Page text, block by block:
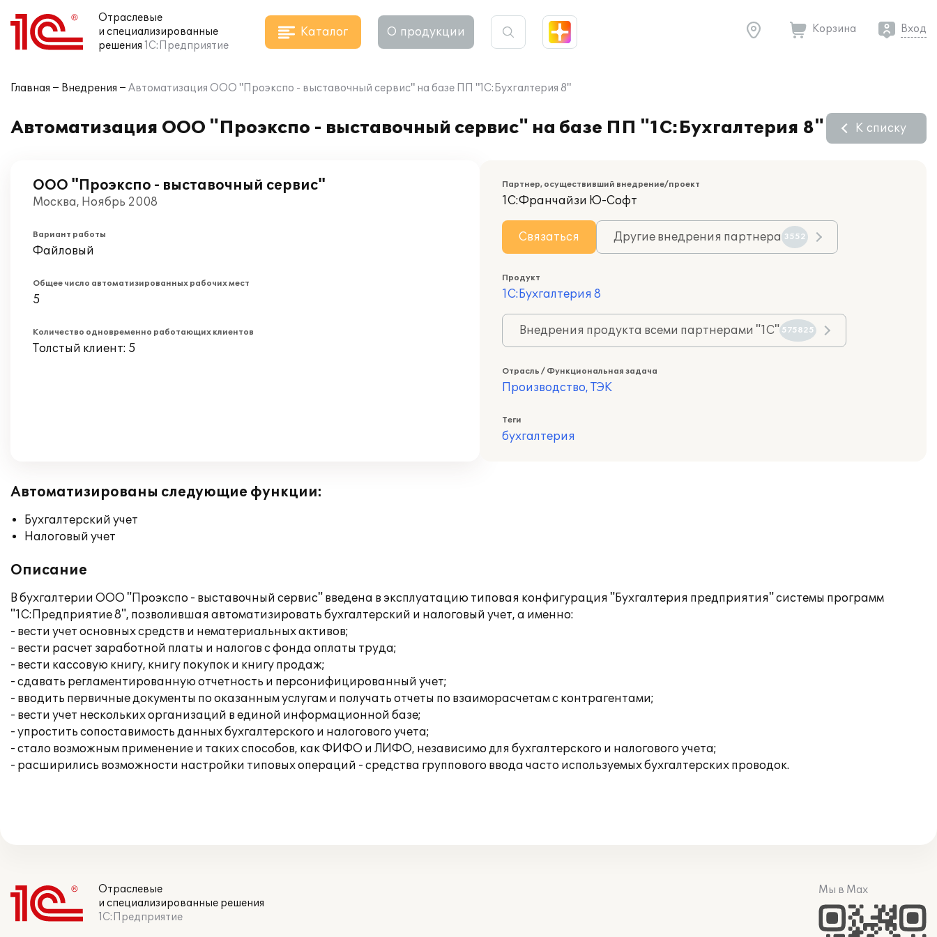
Отраслевые
и специализированные
решения 1С:Предприятие
Каталог О продукции Корзина Вход
Главная Внедрения Автоматизация ООО "Проэкспо - выставочный сервис" на базе ПП "1С:Бухгалтерия 8"
Автоматизация ООО "Проэкспо - выставочный сервис" на базе ПП "1С:Бухгалтерия 8" К списку
ООО "Проэкспо - выставочный сервис"
Москва, Ноябрь 2008
Вариант работы
Файловый
Общее число автоматизированных рабочих мест
5
Количество одновременно работающих клиентов
Толстый клиент: 5
Партнер, осуществивший внедрение/проект
1С:Франчайзи Ю-Софт
Связаться Другие внедрения партнера 3552
Продукт
1С:Бухгалтерия 8
Внедрения продукта всеми партнерами "1С" 575825
Отрасль / Функциональная задача
Производство, ТЭК
Теги
бухгалтерия
Автоматизированы следующие функции:
Бухгалтерский учет
Налоговый учет
Описание
В бухгалтерии ООО "Проэкспо - выставочный сервис" введена в эксплуатацию типовая конфигурация "Бухгалтерия предприятия" системы программ
"1С:Предприятие 8", позволившая автоматизировать бухгалтерский и налоговый учет, а именно:
- вести учет основных средств и нематериальных активов;
- вести расчет заработной платы и налогов с фонда оплаты труда;
- вести кассовую книгу, книгу покупок и книгу продаж;
- сдавать регламентированную отчетность и персонифицированный учет;
- вводить первичные документы по оказанным услугам и получать отчеты по взаиморасчетам с контрагентами;
- вести учет нескольких организаций в единой информационной базе;
- упростить сопоставимость данных бухгалтерского и налогового учета;
- стало возможным применение и таких способов, как ФИФО и ЛИФО, независимо для бухгалтерского и налогового учета;
- расширились возможности настройки типовых операций - средства группового ввода часто используемых бухгалтерских проводок.
Отраслевые
и специализированные решения
1С:Предприятие
Мы в Max